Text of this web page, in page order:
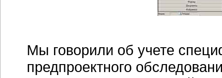
Мы говорили об учете
предпроектного